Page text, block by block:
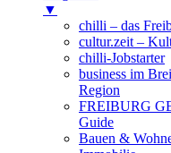
▼
chilli – das
cultur.zeit –
chilli-Jobstarter
business im
Region
FREIBURG
Guide
Bauen &